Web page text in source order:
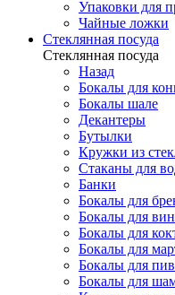
Упаковки для
Чайные ложки
Стеклянная посуда
Стеклянная посуда
Назад
Бокалы для
Бокалы шале
Декантеры
Бутылки
Кружки из
Стаканы для
Банки
Бокалы для
Бокалы для
Бокалы для
Бокалы для
Бокалы для
Бокалы для